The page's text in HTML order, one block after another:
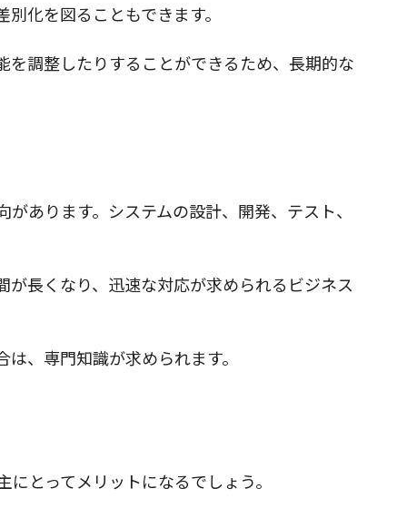
化を図ることもできます。
調整したりすることができるため、長期的な
あります。システムの設計、開発、テスト、
長くなり、迅速な対応が求められるビジネス
、専門知識が求められます。
とってメリットになるでしょう。